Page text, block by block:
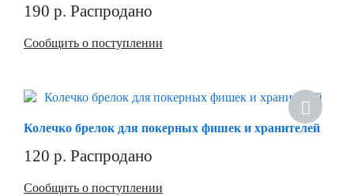
190 р. Распродано
Сообщить о поступлении
Колечко брелок для покерных фишек и хранителей
120 р. Распродано
Сообщить о поступлении